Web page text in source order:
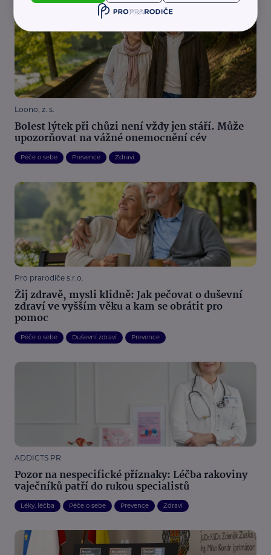
Loono, z. s.
Bolest lýtek při chůzi není vždy jen stáří. Může
upozorňovat na vážné onemocnění cév
Péče o sebe Prevence Zdraví
Pro prarodiče s.r.o.
Žij zdravě, mysli klidně: Jak pečovat o duševní
zdraví ve vyšším věku a kam se obrátit pro
pomoc
Péče o sebe Duševní zdraví Prevence
ADDICTS PR
Pozor na nespecifické příznaky: Léčba rakoviny
vaječníků patří do rukou specialistů
Léky, léčba Péče o sebe Prevence Zdraví